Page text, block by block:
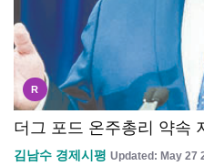
R
더그 포드 온주총리
김남수 경제시평 Updated: May 27